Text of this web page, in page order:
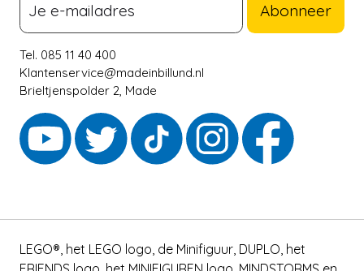
Abonneer
Tel. 085 11 40 400
Klantenservice@madeinbillund.nl
Brieltjenspolder 2, Made
LEGO®, het LEGO logo, de Minifiguur, DUPLO, het